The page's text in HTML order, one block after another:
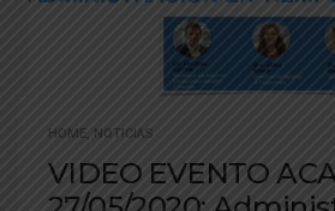
HOME, NOTICIAS
VIDEO EVENTO